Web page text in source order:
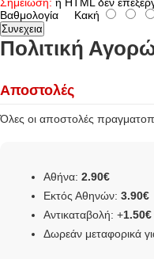
Βαθμολογία Κακή
Συνεχεια
Πολιτική
Αποστολές
Όλες οι αποστολές
Αθήνα: 2.90€
Εκτός Αθηνών: 3.90€
Αντικαταβολή: +1.50€
Δωρεάν μεταφορικά